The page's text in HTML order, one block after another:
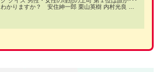
わかりますか？ 安住紳一郎 栗山英樹 内村光良 大